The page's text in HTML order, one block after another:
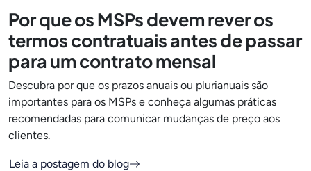
Por que os MSPs devem rever os
termos contratuais antes de passar
para um contrato mensal
Descubra por que os prazos anuais ou plurianuais são
importantes para os MSPs e conheça algumas práticas
recomendadas para comunicar mudanças de preço aos
clientes.
Leia a postagem do blog